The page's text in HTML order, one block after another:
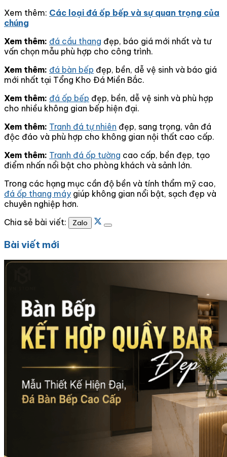
Xem thêm: Các loại đá ốp bếp và sự quan trọng của
chúng
Xem thêm: đá cầu thang đẹp, báo giá mới nhất và tư
vấn chọn mẫu phù hợp cho công trình.
Xem thêm: đá bàn bếp đẹp, bền, dễ vệ sinh và báo giá
mới nhất tại Tổng Kho Đá Miền Bắc.
Xem thêm: đá ốp bếp đẹp, bền, dễ vệ sinh và phù hợp
cho nhiều không gian bếp hiện đại.
Xem thêm: Tranh đá tự nhiên đẹp, sang trọng, vân đá
độc đáo và phù hợp cho không gian nội thất cao cấp.
Xem thêm: Tranh đá ốp tường cao cấp, bền đẹp, tạo
điểm nhấn nổi bật cho phòng khách và sảnh lớn.
Trong các hạng mục cần độ bền và tính thẩm mỹ cao,
đá ốp thang máy giúp không gian nổi bật, sạch đẹp và
chuyên nghiệp hơn.
Chia sẻ bài viết:
Zalo
Bài viết mới